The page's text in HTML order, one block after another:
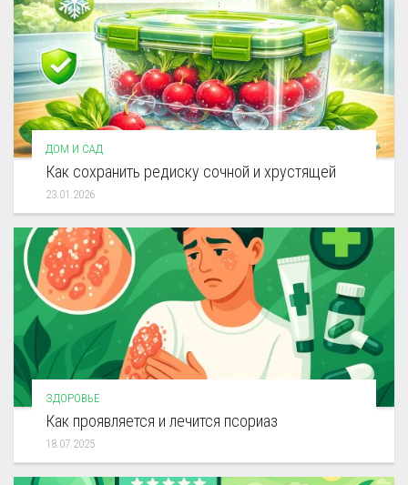
ДОМ И САД
Как сохранить редиску сочной и хрустящей
23.01.2026
ЗДОРОВЬЕ
Как проявляется и лечится псориаз
18.07.2025